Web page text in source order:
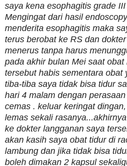
saya kena esophagitis grade III
Mengingat dari hasil
menderita esophagitis maka
terus berobat ke RS dan
menerus tanpa harus
pada akhir bulan Mei saat obat
tersebut habis sementara obat
tiba-tiba saya tidak bisa tidur
hari 4 malam dengan
cemas . keluar keringat
lemas sekali
ke dokter langganan saya
akan kasih saya obat tidur di
lambung dan jika tidak bisa
boleh dimakan 2 kapsul